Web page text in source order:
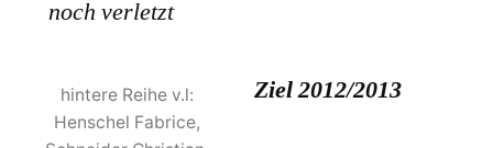
noch verletzt
hintere Reihe v.l:
Henschel Fabrice,
Ziel 2012/2013